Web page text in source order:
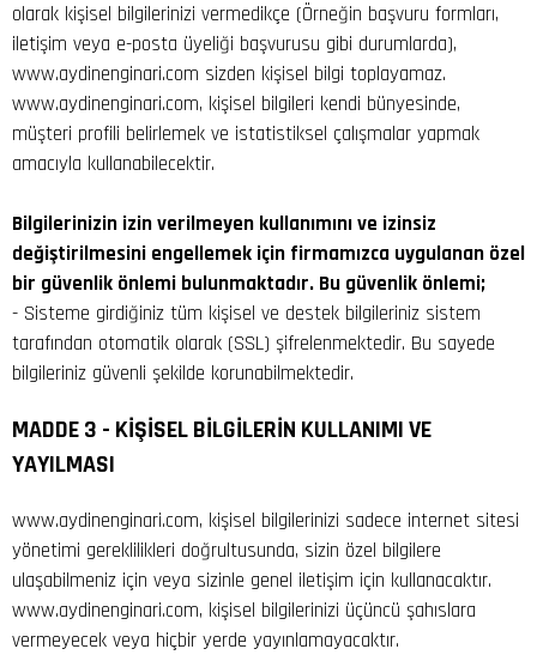
olarak kişisel bilgilerinizi vermedikçe (Örneğin başvuru formları,
iletişim veya e-posta üyeliği başvurusu gibi durumlarda),
www.aydinenginari.com sizden kişisel bilgi toplayamaz.
www.aydinenginari.com, kişisel bilgileri kendi bünyesinde,
müşteri profili belirlemek ve istatistiksel çalışmalar yapmak
amacıyla kullanabilecektir.
Bilgilerinizin izin verilmeyen kullanımını ve izinsiz
değiştirilmesini engellemek için firmamızca uygulanan özel
bir güvenlik önlemi bulunmaktadır. Bu güvenlik önlemi;
- Sisteme girdiğiniz tüm kişisel ve destek bilgileriniz sistem
tarafından otomatik olarak (SSL) şifrelenmektedir. Bu sayede
bilgileriniz güvenli şekilde korunabilmektedir.
MADDE 3 - KİŞİSEL BİLGİLERİN KULLANIMI VE
YAYILMASI
www.aydinenginari.com, kişisel bilgilerinizi sadece internet sitesi
yönetimi gereklilikleri doğrultusunda, sizin özel bilgilere
ulaşabilmeniz için veya sizinle genel iletişim için kullanacaktır.
www.aydinenginari.com, kişisel bilgilerinizi üçüncü şahıslara
vermeyecek veya hiçbir yerde yayınlamayacaktır.